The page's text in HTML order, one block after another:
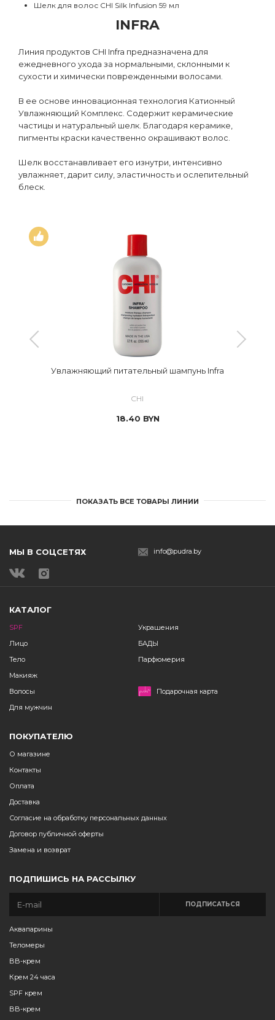
Шелк для волос CHI Silk Infusion 59 мл
INFRA
Линия продуктов CHI Infra предназначена для
ежедневного ухода за нормальными, склонными к
сухости и химически поврежденными волосами.
В ее основе инновационная технология Катионный
Увлажняющий Комплекс. Содержит керамические
частицы и натуральный шелк. Благодаря керамике,
пигменты краски качественно окрашивают волос.
Шелк восстанавливает его изнутри, интенсивно
увлажняет, дарит силу, эластичность и ослепительный
блеск.
Увлажняющий питательный шампунь Infra
CHI
18.40 BYN
ПОКАЗАТЬ ВСЕ ТОВАРЫ ЛИНИИ
МЫ В СОЦСЕТЯХ info@pudra.by
КАТАЛОГ
SPF
Лицо
Тело
Макияж
Волосы
Для мужчин
Украшения
БАДЫ
Парфюмерия
Подарочная карта
ПОКУПАТЕЛЮ
О магазине
Контакты
Оплата
Доставка
Согласие на обработку персональных данных
Договор публичной оферты
Замена и возврат
ПОДПИШИСЬ НА РАССЫЛКУ
ПОДПИСАТЬСЯ
Аквапарины
Теломеры
BB-крем
Крем 24 часа
SPF крем
BB-крем